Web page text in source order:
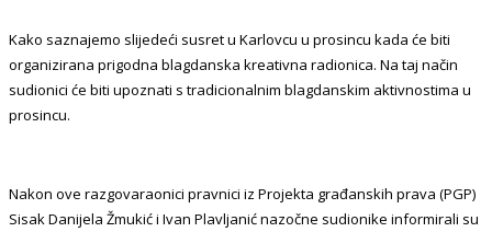
Kako saznajemo slijedeći susret u Karlovcu u prosincu kada će biti
organizirana prigodna blagdanska kreativna radionica. Na taj način
sudionici će biti upoznati s tradicionalnim blagdanskim aktivnostima u
prosincu.
Nakon ove razgovaraonici pravnici iz Projekta građanskih prava (PGP)
Sisak Danijela Žmukić i Ivan Plavljanić nazočne sudionike informirali su